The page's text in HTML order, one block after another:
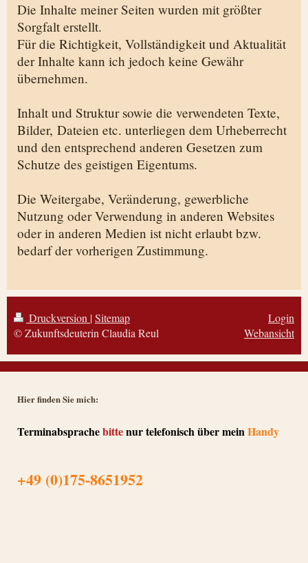
Die Inhalte meiner Seiten wurden mit größter
Sorgfalt erstellt.
Für die Richtigkeit, Vollständigkeit und Aktualität
der Inhalte kann ich jedoch keine Gewähr
übernehmen.
Inhalt und Struktur sowie die verwendeten Texte,
Bilder, Dateien etc. unterliegen dem Urheberrecht
und den entsprechend anderen Gesetzen zum
Schutze des geistigen Eigentums.
Die Weitergabe, Veränderung, gewerbliche
Nutzung oder Verwendung in anderen Websites
oder in anderen Medien ist nicht erlaubt bzw.
bedarf der vorherigen Zustimmung.
Druckversion |Sitemap
© Zukunftsdeuterin Claudia Reul
Login
Webansicht
Hier finden Sie mich:
Terminabsprachebittenur telefonisch über mein Handy
+49 (0)175-8651952